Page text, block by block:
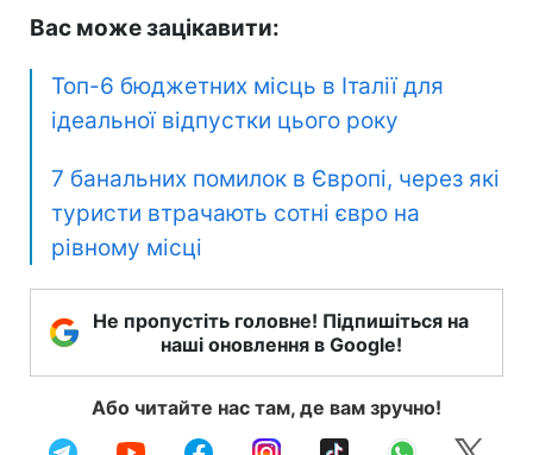
Вас може зацікавити:
Топ-6 бюджетних місць в Італії для
ідеальної відпустки цього року
7 банальних помилок в Європі, через які
туристи втрачають сотні євро на
рівному місці
Не пропустіть головне! Підпишіться на
наші оновлення в Google!
Або читайте нас там, де вам зручно!